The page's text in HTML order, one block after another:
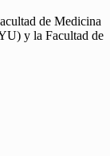
de Medicina
y la Facultad de